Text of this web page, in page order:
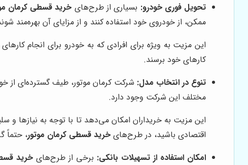
تحویل فوری خودرو: بسیاری از طرح‌های خرید قسطی کرمان
ممکن، از خودروی خود استفاده کنند و از مزایای آن بهره‌مند
این مزیت به ویژه برای افرادی که به خودرو برای انجام
کارهای خود برسند.
تنوع در انتخاب مدل: شرکت کرمان موتور، طیف گسترده‌ای از
مختلف این شرکت وجود دارد.
این مزیت به خریداران امکان می‌دهد تا با توجه به نیازها
اقتصادی باشید، در طرح‌های خرید قسطی کرمان موتور، حتماً
امکان استفاده از تسهیلات بانکی: برخی از طرح‌های خرید